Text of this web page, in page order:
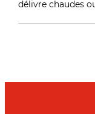
délivre chaudes